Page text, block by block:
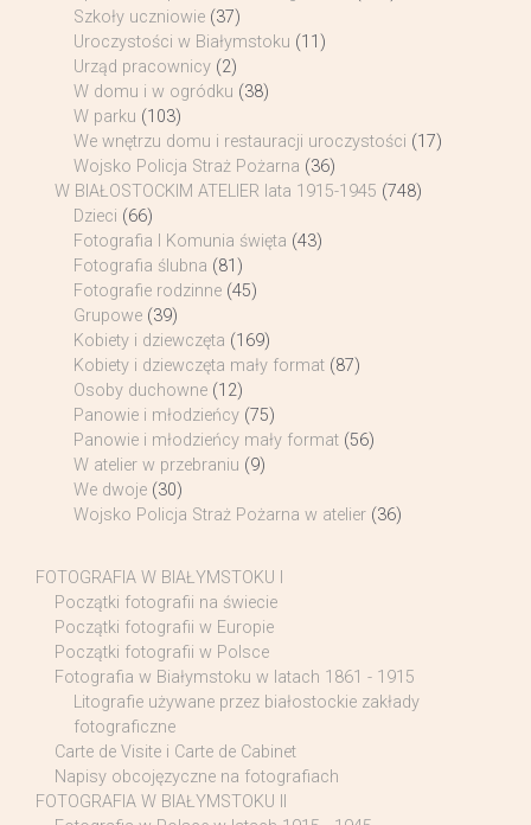
Szkoły uczniowie (37)
Uroczystości w Białymstoku (11)
Urząd pracownicy (2)
W domu i w ogródku (38)
W parku (103)
We wnętrzu domu i restauracji uroczystości (17)
Wojsko Policja Straż Pożarna (36)
W BIAŁOSTOCKIM ATELIER lata 1915-1945 (748)
Dzieci (66)
Fotografia I Komunia święta (43)
Fotografia ślubna (81)
Fotografie rodzinne (45)
Grupowe (39)
Kobiety i dziewczęta (169)
Kobiety i dziewczęta mały format (87)
Osoby duchowne (12)
Panowie i młodzieńcy (75)
Panowie i młodzieńcy mały format (56)
W atelier w przebraniu (9)
We dwoje (30)
Wojsko Policja Straż Pożarna w atelier (36)
FOTOGRAFIA W BIAŁYMSTOKU I
Początki fotografii na świecie
Początki fotografii w Europie
Początki fotografii w Polsce
Fotografia w Białymstoku w latach 1861 - 1915
Litografie używane przez białostockie zakłady
fotograficzne
Carte de Visite i Carte de Cabinet
Napisy obcojęzyczne na fotografiach
FOTOGRAFIA W BIAŁYMSTOKU II